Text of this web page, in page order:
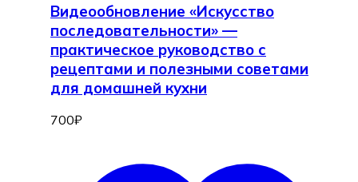
Видеообновление «Искусство
последовательности» —
практическое руководство с
рецептами и полезными советами
для домашней кухни
700₽